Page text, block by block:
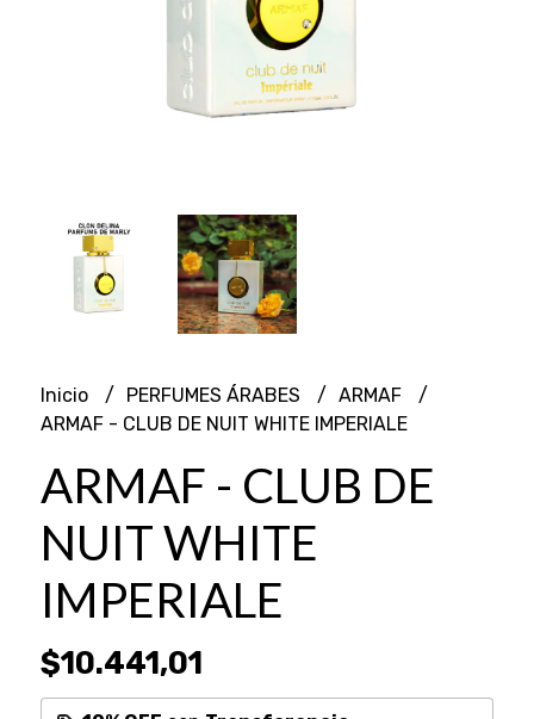
Inicio PERFUMES ÁRABES
ARMAF
ARMAF - CLUB DE NUIT WHITE IMPERIALE
ARMAF - CLUB DE
NUIT WHITE
IMPERIALE
$10.441,01